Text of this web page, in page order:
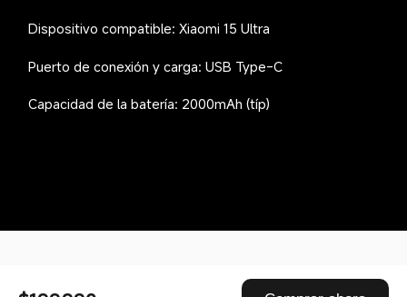
Dispositivo compatible: Xiaomi 15 Ultra
Puerto de conexión y carga: USB Type-C
Capacidad de la batería: 2000mAh (típ)